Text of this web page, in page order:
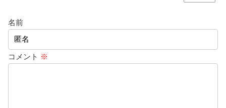
名前
コメント ※